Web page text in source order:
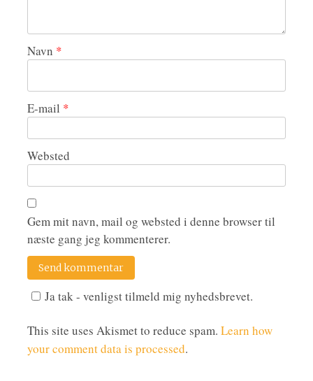
Navn *
E-mail *
Websted
Gem mit navn, mail og websted i denne browser til
næste gang jeg kommenterer.
Ja tak - venligst tilmeld mig nyhedsbrevet.
This site uses Akismet to reduce spam. Learn how
your comment data is processed.